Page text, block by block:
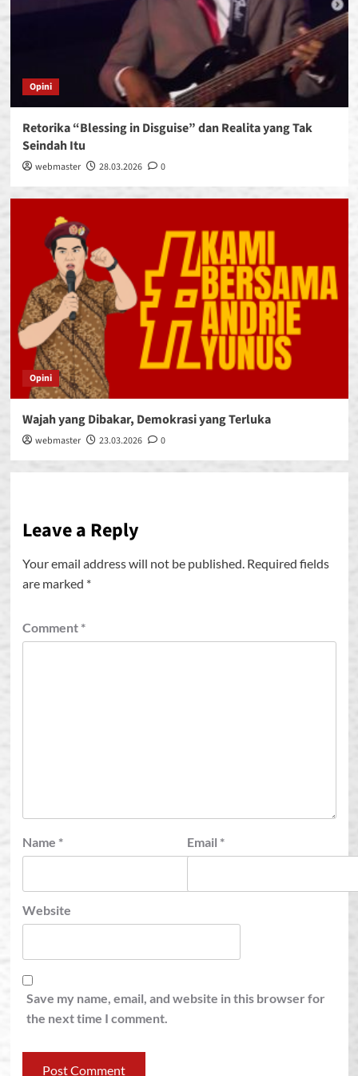
Opini
Retorika “Blessing in Disguise” dan Realita yang Tak
Seindah Itu
webmaster 28.03.2026 0
Opini
Wajah yang Dibakar, Demokrasi yang Terluka
webmaster 23.03.2026 0
Leave a Reply
Your email address will not be published. Required fields
are marked *
Comment *
Name * Email *
Website
Save my name, email, and website in this browser for
the next time I comment.